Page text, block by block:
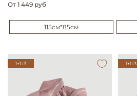
От 1 449 руб
115см*85см
1+1=3 1+1=3